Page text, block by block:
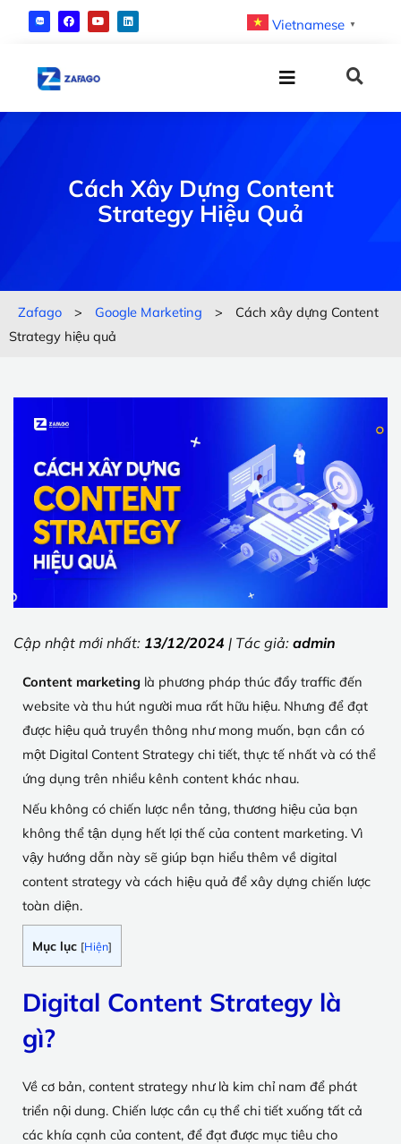
Vietnamese ▼
Cách Xây Dựng Content
Strategy Hiệu Quả
Zafago > Google Marketing >
Cách xây dựng Content
Strategy hiệu quả
Cập nhật mới nhất: 13/12/2024 | Tác giả: admin
Content marketing là phương pháp thúc đẩy traffic đến
website và thu hút người mua rất hữu hiệu. Nhưng để đạt
được hiệu quả truyền thông như mong muốn, bạn cần có
một Digital Content Strategy chi tiết, thực tế nhất và có thể
ứng dụng trên nhiều kênh content khác nhau.
Nếu không có chiến lược nền tảng, thương hiệu của bạn
không thể tận dụng hết lợi thế của content marketing. Vì
vậy hướng dẫn này sẽ giúp bạn hiểu thêm về digital
content strategy và cách hiệu quả để xây dựng chiến lược
toàn diện.
Mục lục [Hiện]
Digital Content Strategy là
gì?
Về cơ bản, content strategy như là kim chỉ nam để phát
triển nội dung. Chiến lược cần cụ thể chi tiết xuống tất cả
các khía cạnh của content, để đạt được mục tiêu cho